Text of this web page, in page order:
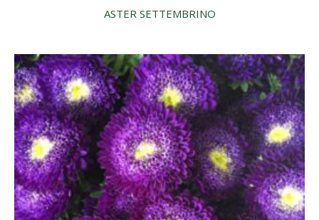
ASTER SETTEMBRINO